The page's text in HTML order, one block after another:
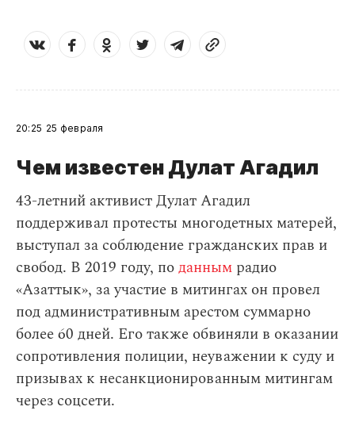
20:25 25 февраля
Чем известен Дулат Агадил​
43-летний активист Дулат Агадил
поддерживал протесты многодетных матерей,
выступал за соблюдение гражданских прав и
свобод. В 2019 году, поданным радио
«Азаттык», за участие в митингах он провел
под административным арестом суммарно
более 60 дней. Его также обвиняли в оказании
сопротивления полиции, неуважении к суду и
призывах к несанкционированным митингам
через соцсети.